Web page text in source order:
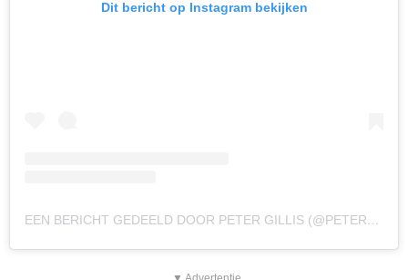
Dit bericht op Instagram bekijken
EEN BERICHT GEDEELD DOOR PETER GILLIS (@PETERGILLISOOSTAPPEN)